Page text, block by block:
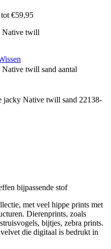
€59,95
Native twill
twill sand aantal
jacky Native twill sand 22138-
bijpassende stof
met veel hippe prints met
Dierenprints, zoals
bijtjes, zebra prints.
die digitaal is bedrukt in